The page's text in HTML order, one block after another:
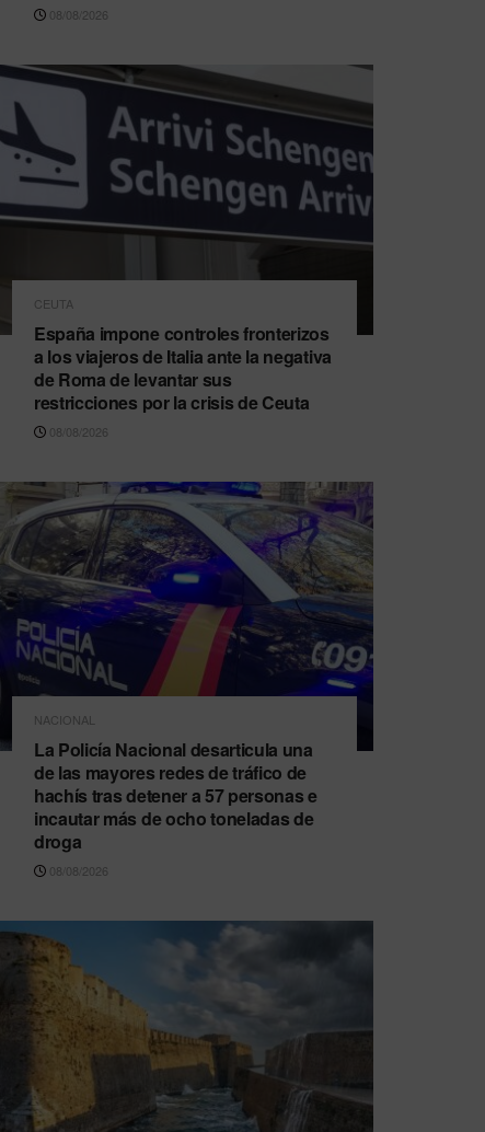
08/08/2026
CEUTA
España impone controles fronterizos
a los viajeros de Italia ante la negativa
de Roma de levantar sus
restricciones por la crisis de Ceuta
08/08/2026
NACIONAL
La Policía Nacional desarticula una
de las mayores redes de tráfico de
hachís tras detener a 57 personas e
incautar más de ocho toneladas de
droga
08/08/2026